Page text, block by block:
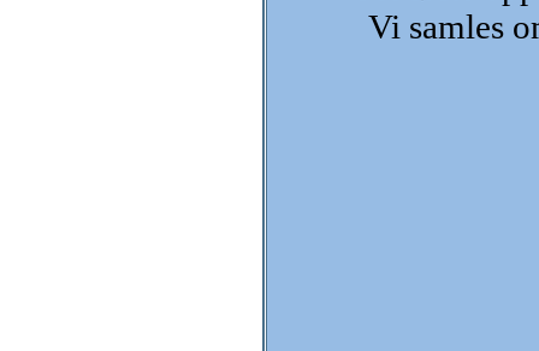
Vi samles